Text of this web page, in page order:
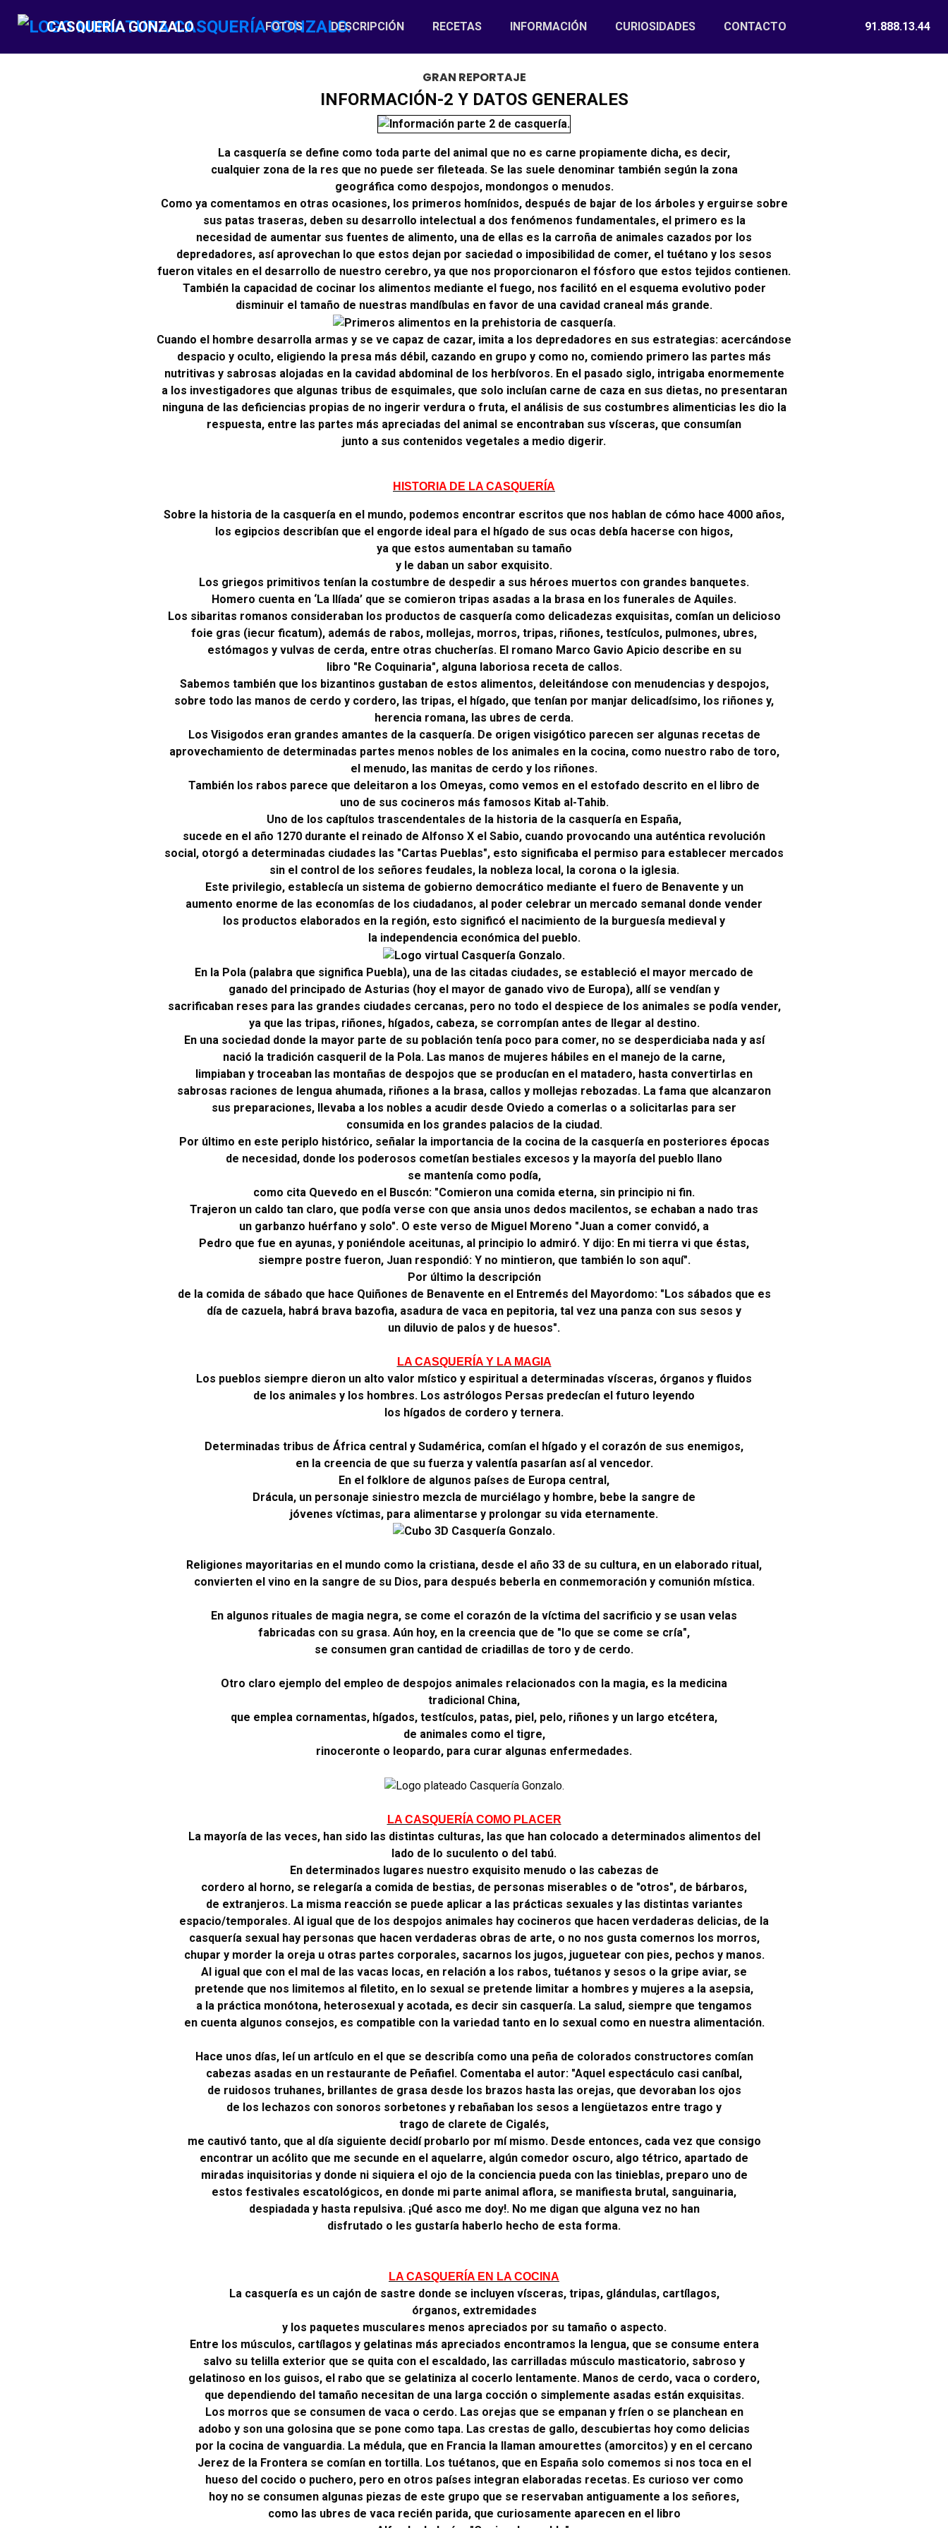
CASQUERÍA GONZALO FOTOS (CURRENT)
DESCRIPCIÓN RECETAS INFORMACIÓN CURIOSIDADES CONTACTO 91.888.13.44
GRAN REPORTAJE
INFORMACIÓN-2 Y DATOS GENERALES
La casquería se define como toda parte del animal que no es carne propiamente dicha, es decir,
cualquier zona de la res que no puede ser fileteada. Se las suele denominar también según la zona
geográfica como despojos, mondongos o menudos.
Como ya comentamos en otras ocasiones, los primeros homínidos, después de bajar de los árboles y erguirse sobre
sus patas traseras, deben su desarrollo intelectual a dos fenómenos fundamentales, el primero es la
necesidad de aumentar sus fuentes de alimento, una de ellas es la carroña de animales cazados por los
depredadores, así aprovechan lo que estos dejan por saciedad o imposibilidad de comer, el tuétano y los sesos
fueron vitales en el desarrollo de nuestro cerebro, ya que nos proporcionaron el fósforo que estos tejidos contienen.
También la capacidad de cocinar los alimentos mediante el fuego, nos facilitó en el esquema evolutivo poder
disminuir el tamaño de nuestras mandíbulas en favor de una cavidad craneal más grande.
Cuando el hombre desarrolla armas y se ve capaz de cazar, imita a los depredadores en sus estrategias: acercándose
despacio y oculto, eligiendo la presa más débil, cazando en grupo y como no, comiendo primero las partes más
nutritivas y sabrosas alojadas en la cavidad abdominal de los herbívoros. En el pasado siglo, intrigaba enormemente
a los investigadores que algunas tribus de esquimales, que solo incluían carne de caza en sus dietas, no presentaran
ninguna de las deficiencias propias de no ingerir verdura o fruta, el análisis de sus costumbres alimenticias les dio la
respuesta, entre las partes más apreciadas del animal se encontraban sus vísceras, que consumían
junto a sus contenidos vegetales a medio digerir.
HISTORIA DE LA CASQUERÍA
Sobre la historia de la casquería en el mundo, podemos encontrar escritos que nos hablan de cómo hace 4000 años,
los egipcios describían que el engorde ideal para el hígado de sus ocas debía hacerse con higos,
ya que estos aumentaban su tamaño
y le daban un sabor exquisito.
Los griegos primitivos tenían la costumbre de despedir a sus héroes muertos con grandes banquetes.
Homero cuenta en ‘La Ilíada’ que se comieron tripas asadas a la brasa en los funerales de Aquiles.
Los sibaritas romanos consideraban los productos de casquería como delicadezas exquisitas, comían un delicioso
foie gras (iecur ficatum), además de rabos, mollejas, morros, tripas, riñones, testículos, pulmones, ubres,
estómagos y vulvas de cerda, entre otras chucherías. El romano Marco Gavio Apicio describe en su
libro "Re Coquinaria", alguna laboriosa receta de callos.
Sabemos también que los bizantinos gustaban de estos alimentos, deleitándose con menudencias y despojos,
sobre todo las manos de cerdo y cordero, las tripas, el hígado, que tenían por manjar delicadísimo, los riñones y,
herencia romana, las ubres de cerda.
Los Visigodos eran grandes amantes de la casquería. De origen visigótico parecen ser algunas recetas de
aprovechamiento de determinadas partes menos nobles de los animales en la cocina, como nuestro rabo de toro,
el menudo, las manitas de cerdo y los riñones.
También los rabos parece que deleitaron a los Omeyas, como vemos en el estofado descrito en el libro de
uno de sus cocineros más famosos Kitab al-Tahib.
Uno de los capítulos trascendentales de la historia de la casquería en España,
sucede en el año 1270 durante el reinado de Alfonso X el Sabio, cuando provocando una auténtica revolución
social, otorgó a determinadas ciudades las "Cartas Pueblas", esto significaba el permiso para establecer mercados
sin el control de los señores feudales, la nobleza local, la corona o la iglesia.
Este privilegio, establecía un sistema de gobierno democrático mediante el fuero de Benavente y un
aumento enorme de las economías de los ciudadanos, al poder celebrar un mercado semanal donde vender
los productos elaborados en la región, esto significó el nacimiento de la burguesía medieval y
la independencia económica del pueblo.
En la Pola (palabra que significa Puebla), una de las citadas ciudades, se estableció el mayor mercado de
ganado del principado de Asturias (hoy el mayor de ganado vivo de Europa), allí se vendían y
sacrificaban reses para las grandes ciudades cercanas, pero no todo el despiece de los animales se podía vender,
ya que las tripas, riñones, hígados, cabeza, se corrompían antes de llegar al destino.
En una sociedad donde la mayor parte de su población tenía poco para comer, no se desperdiciaba nada y así
nació la tradición casqueril de la Pola. Las manos de mujeres hábiles en el manejo de la carne,
limpiaban y troceaban las montañas de despojos que se producían en el matadero, hasta convertirlas en
sabrosas raciones de lengua ahumada, riñones a la brasa, callos y mollejas rebozadas. La fama que alcanzaron
sus preparaciones, llevaba a los nobles a acudir desde Oviedo a comerlas o a solicitarlas para ser
consumida en los grandes palacios de la ciudad.
Por último en este periplo histórico, señalar la importancia de la cocina de la casquería en posteriores épocas
de necesidad, donde los poderosos cometían bestiales excesos y la mayoría del pueblo llano
se mantenía como podía,
como cita Quevedo en el Buscón: "Comieron una comida eterna, sin principio ni fin.
Trajeron un caldo tan claro, que podía verse con que ansia unos dedos macilentos, se echaban a nado tras
un garbanzo huérfano y solo". O este verso de Miguel Moreno "Juan a comer convidó, a
Pedro que fue en ayunas, y poniéndole aceitunas, al principio lo admiró. Y dijo: En mi tierra vi que éstas,
siempre postre fueron, Juan respondió: Y no mintieron, que también lo son aquí".
Por último la descripción
de la comida de sábado que hace Quiñones de Benavente en el Entremés del Mayordomo: "Los sábados que es
día de cazuela, habrá brava bazofia, asadura de vaca en pepitoria, tal vez una panza con sus sesos y
un diluvio de palos y de huesos".
LA CASQUERÍA Y LA MAGIA
Los pueblos siempre dieron un alto valor místico y espiritual a determinadas vísceras, órganos y fluidos
de los animales y los hombres. Los astrólogos Persas predecían el futuro leyendo
los hígados de cordero y ternera.
Determinadas tribus de África central y Sudamérica, comían el hígado y el corazón de sus enemigos,
en la creencia de que su fuerza y valentía pasarían así al vencedor.
En el folklore de algunos países de Europa central,
Drácula, un personaje siniestro mezcla de murciélago y hombre, bebe la sangre de
jóvenes víctimas, para alimentarse y prolongar su vida eternamente.
Religiones mayoritarias en el mundo como la cristiana, desde el año 33 de su cultura, en un elaborado ritual,
convierten el vino en la sangre de su Dios, para después beberla en conmemoración y comunión mística.
En algunos rituales de magia negra, se come el corazón de la víctima del sacrificio y se usan velas
fabricadas con su grasa. Aún hoy, en la creencia que de "lo que se come se cría",
se consumen gran cantidad de criadillas de toro y de cerdo.
Otro claro ejemplo del empleo de despojos animales relacionados con la magia, es la medicina
tradicional China,
que emplea cornamentas, hígados, testículos, patas, piel, pelo, riñones y un largo etcétera,
de animales como el tigre,
rinoceronte o leopardo, para curar algunas enfermedades.
LA CASQUERÍA COMO PLACER
La mayoría de las veces, han sido las distintas culturas, las que han colocado a determinados alimentos del
lado de lo suculento o del tabú.
En determinados lugares nuestro exquisito menudo o las cabezas de
cordero al horno, se relegaría a comida de bestias, de personas miserables o de "otros", de bárbaros,
de extranjeros. La misma reacción se puede aplicar a las prácticas sexuales y las distintas variantes
espacio/temporales. Al igual que de los despojos animales hay cocineros que hacen verdaderas delicias, de la
casquería sexual hay personas que hacen verdaderas obras de arte, o no nos gusta comernos los morros,
chupar y morder la oreja u otras partes corporales, sacarnos los jugos, juguetear con pies, pechos y manos.
Al igual que con el mal de las vacas locas, en relación a los rabos, tuétanos y sesos o la gripe aviar, se
pretende que nos limitemos al filetito, en lo sexual se pretende limitar a hombres y mujeres a la asepsia,
a la práctica monótona, heterosexual y acotada, es decir sin casquería. La salud, siempre que tengamos
en cuenta algunos consejos, es compatible con la variedad tanto en lo sexual como en nuestra alimentación.
Hace unos días, leí un artículo en el que se describía como una peña de colorados constructores comían
cabezas asadas en un restaurante de Peñafiel. Comentaba el autor: "Aquel espectáculo casi caníbal,
de ruidosos truhanes, brillantes de grasa desde los brazos hasta las orejas, que devoraban los ojos
de los lechazos con sonoros sorbetones y rebañaban los sesos a lengüetazos entre trago y
trago de clarete de Cigalés,
me cautivó tanto, que al día siguiente decidí probarlo por mí mismo. Desde entonces, cada vez que consigo
encontrar un acólito que me secunde en el aquelarre, algún comedor oscuro, algo tétrico, apartado de
miradas inquisitorias y donde ni siquiera el ojo de la conciencia pueda con las tinieblas, preparo uno de
estos festivales escatológicos, en donde mi parte animal aflora, se manifiesta brutal, sanguinaria,
despiadada y hasta repulsiva. ¡Qué asco me doy!. No me digan que alguna vez no han
disfrutado o les gustaría haberlo hecho de esta forma.
LA CASQUERÍA EN LA COCINA
La casquería es un cajón de sastre donde se incluyen vísceras, tripas, glándulas, cartílagos,
órganos, extremidades
y los paquetes musculares menos apreciados por su tamaño o aspecto.
Entre los músculos, cartílagos y gelatinas más apreciados encontramos la lengua, que se consume entera
salvo su telilla exterior que se quita con el escaldado, las carrilladas músculo masticatorio, sabroso y
gelatinoso en los guisos, el rabo que se gelatiniza al cocerlo lentamente. Manos de cerdo, vaca o cordero,
que dependiendo del tamaño necesitan de una larga cocción o simplemente asadas están exquisitas.
Los morros que se consumen de vaca o cerdo. Las orejas que se empanan y fríen o se planchean en
adobo y son una golosina que se pone como tapa. Las crestas de gallo, descubiertas hoy como delicias
por la cocina de vanguardia. La médula, que en Francia la llaman amourettes (amorcitos) y en el cercano
Jerez de la Frontera se comían en tortilla. Los tuétanos, que en España solo comemos si nos toca en el
hueso del cocido o puchero, pero en otros países integran elaboradas recetas. Es curioso ver como
hoy no se consumen algunas piezas de este grupo que se reservaban antiguamente a los señores,
como las ubres de vaca recién parida, que curiosamente aparecen en el libro